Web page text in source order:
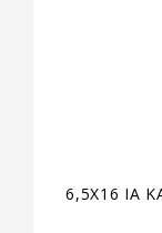
6,5X16 IA